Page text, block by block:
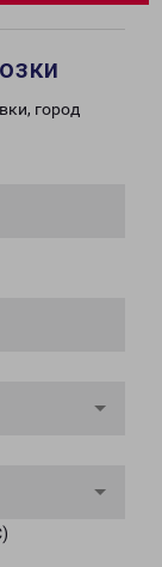
город